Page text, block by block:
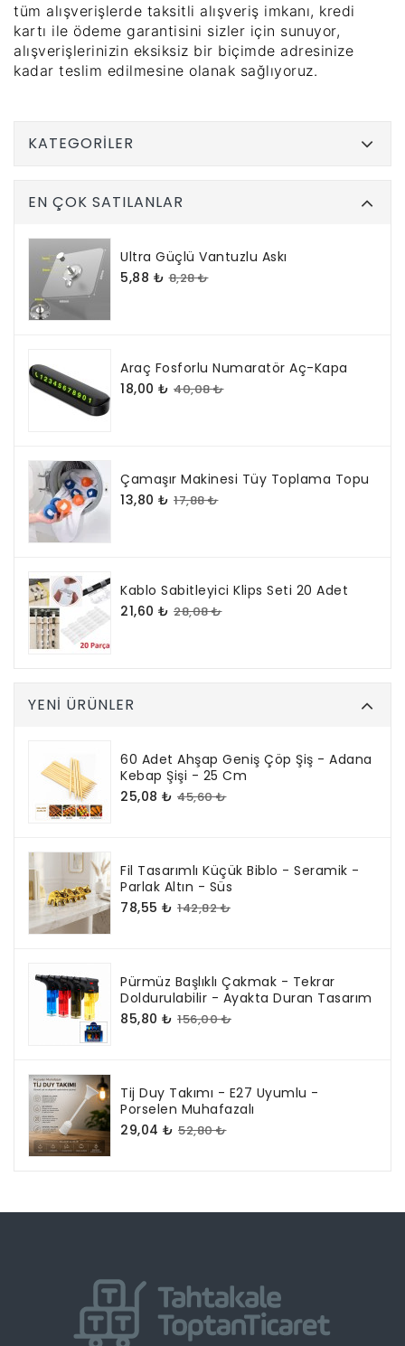
tüm alışverişlerde taksitli alışveriş imkanı, kredi
kartı ile ödeme garantisini sizler için sunuyor,
alışverişlerinizin eksiksiz bir biçimde adresinize
kadar teslim edilmesine olanak sağlıyoruz.
KATEGORILER
EN ÇOK SATILANLAR
Ultra Güçlü Vantuzlu Askı
5,88 ₺ 8,28 ₺
Araç Fosforlu Numaratör Aç-Kapa
18,00 ₺ 40,08 ₺
Çamaşır Makinesi Tüy Toplama Topu
13,80 ₺ 17,88 ₺
Kablo Sabitleyici Klips Seti 20 Adet
21,60 ₺ 28,08 ₺
YENI ÜRÜNLER
60 Adet Ahşap Geniş Çöp Şiş - Adana
Kebap Şişi - 25 Cm
25,08 ₺ 45,60 ₺
Fil Tasarımlı Küçük Biblo - Seramik -
Parlak Altın - Süs
78,55 ₺ 142,82 ₺
Pürmüz Başlıklı Çakmak - Tekrar
Doldurulabilir - Ayakta Duran Tasarım
85,80 ₺ 156,00 ₺
Tij Duy Takımı - E27 Uyumlu -
Porselen Muhafazalı
29,04 ₺ 52,80 ₺